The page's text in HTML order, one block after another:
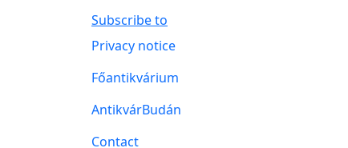
Subscribe to
Lábléc menü
Privacy notice
Főantikvárium
AntikvárBudán
Contact